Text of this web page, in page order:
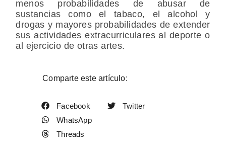
menos probabilidades de abusar de
sustancias como el tabaco, el alcohol y
drogas y mayores probabilidades de extender
sus actividades extracurriculares al deporte o
al ejercicio de otras artes.
Comparte este artículo:
Facebook
Twitter
WhatsApp
Threads